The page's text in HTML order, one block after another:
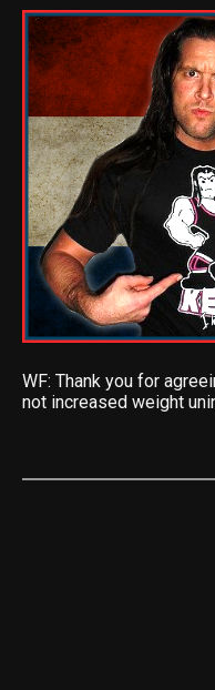
WF: Thank you for
not increased weight